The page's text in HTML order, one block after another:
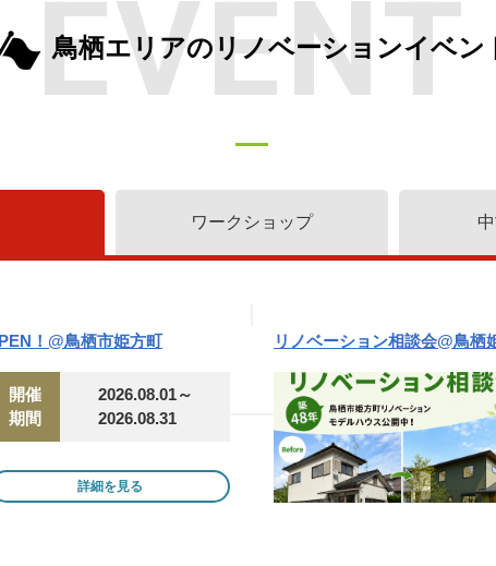
EVENT
鳥栖エリアのリノベーションイベン
ワークショップ
！@鳥栖市姫方町
開催
期間
2026.08.01～
2026.08.31
詳細を見る
リノベーション相談会@鳥栖